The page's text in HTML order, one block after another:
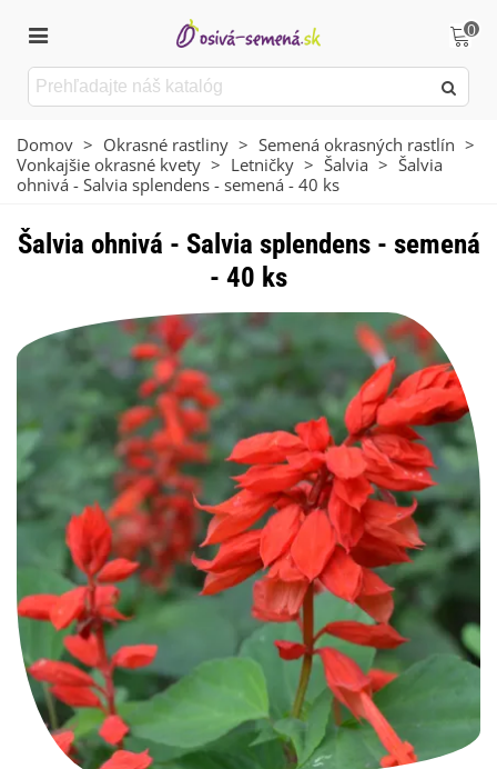
0
Domov > Okrasné rastliny > Semená okrasných rastlín >
Vonkajšie okrasné kvety > Letničky > Šalvia > Šalvia
ohnivá - Salvia splendens - semená - 40 ks
Šalvia ohnivá - Salvia splendens - semená
- 40 ks